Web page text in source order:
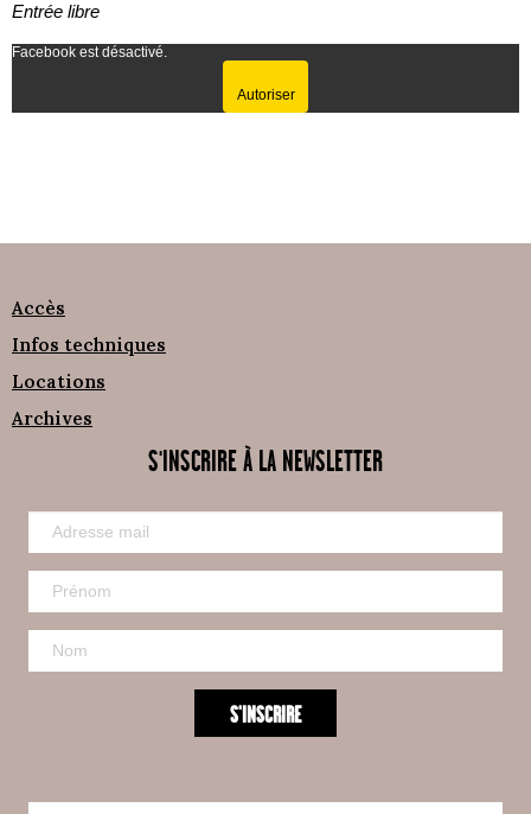
Entrée libre
Facebook est désactivé.
Autoriser
Accès
Infos techniques
Locations
Archives
S'INSCRIRE À LA NEWSLETTER